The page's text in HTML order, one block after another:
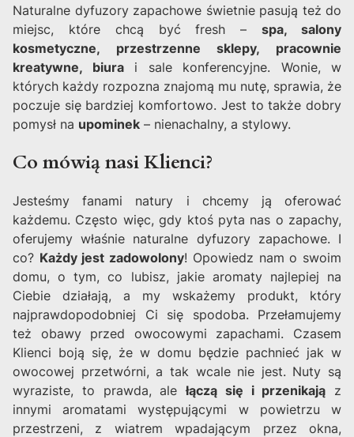
Naturalne dyfuzory zapachowe świetnie pasują też do
miejsc, które chcą być fresh –spa, salony
kosmetyczne, przestrzenne sklepy, pracownie
kreatywne, biurai sale konferencyjne. Wonie, w
których każdy rozpozna znajomą mu nutę, sprawia, że
poczuje się bardziej komfortowo. Jest to także dobry
pomysł na upominek – nienachalny, a stylowy.
Co mówią nasi Klienci?
Jesteśmy fanami natury i chcemy ją oferować
każdemu. Często więc, gdy ktoś pyta nas o zapachy,
oferujemy właśnie naturalne dyfuzory zapachowe. I
co? Każdy jest zadowolony! Opowiedz nam o swoim
domu, o tym, co lubisz, jakie aromaty najlepiej na
Ciebie działają, a my wskażemy produkt, który
najprawdopodobniej Ci się spodoba. Przełamujemy
też obawy przed owocowymi zapachami. Czasem
Klienci boją się, że w domu będzie pachnieć jak w
owocowej przetwórni, a tak wcale nie jest. Nuty są
wyraziste, to prawda, alełączą się i przenikają z
innymi aromatami występującymi w powietrzu w
przestrzeni, z wiatrem wpadającym przez okna,